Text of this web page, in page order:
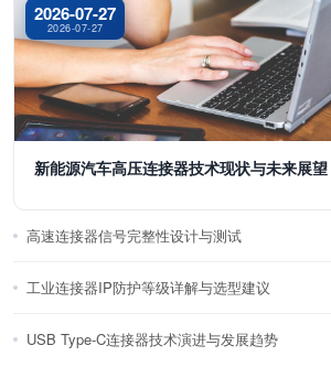
2026-07-27
2026-07-27
新能源汽车高压连接器技术现状与未来展望
高速连接器信号完整性设计与测试
工业连接器IP防护等级详解与选型建议
USB Type-C连接器技术演进与发展趋势